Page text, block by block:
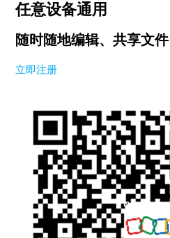
任意设备通用
随时随地编辑、共享文件
立即注册